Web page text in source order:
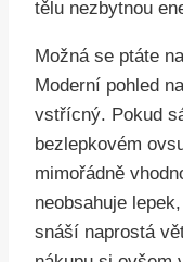
tělu nezbytnou
Možná se ptáte
Moderní pohled
vstřícný. Pokud
bezlepkovém
mimořádně
neobsahuje
snáší naprostá